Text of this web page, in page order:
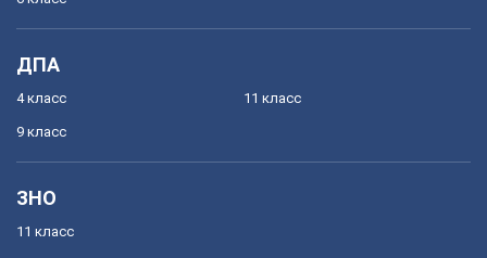
ДПА
4 класс
9 класс
11 класс
ЗНО
11 класс